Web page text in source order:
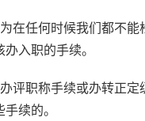
在任何时候我们都不能
入职的手续。
评职称手续或办转正
续的。